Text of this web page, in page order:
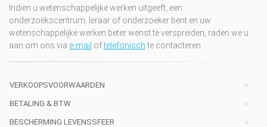
Indien u wetenschappelijke werken uitgeeft, een
onderzoekscentrum, leraar of onderzoeker bent en uw
wetenschappelijke werken beter wenst te verspreiden, raden we u
aan om ons via e-mail oftelefonischte contacteren
VERKOOPSVOORWAARDEN
BETALING & BTW
BESCHERMING LEVENSSFEER